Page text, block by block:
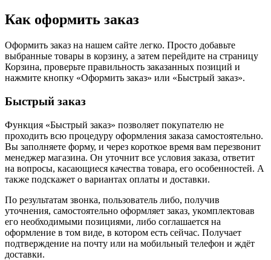
Как оформить заказ
Оформить заказ на нашем сайте легко. Просто добавьте
выбранные товары в корзину, а затем перейдите на страницу
Корзина, проверьте правильность заказанных позиций и
нажмите кнопку «Оформить заказ» или «Быстрый заказ».
Быстрый заказ
Функция «Быстрый заказ» позволяет покупателю не
проходить всю процедуру оформления заказа самостоятельно.
Вы заполняете форму, и через короткое время вам перезвонит
менеджер магазина. Он уточнит все условия заказа, ответит
на вопросы, касающиеся качества товара, его особенностей. А
также подскажет о вариантах оплаты и доставки.
По результатам звонка, пользователь либо, получив
уточнения, самостоятельно оформляет заказ, укомплектовав
его необходимыми позициями, либо соглашается на
оформление в том виде, в котором есть сейчас. Получает
подтверждение на почту или на мобильный телефон и ждёт
доставки.